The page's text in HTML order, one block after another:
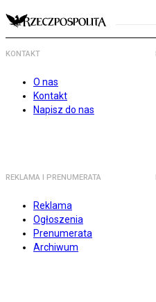
KONTAKT
O nas
Kontakt
Napisz do nas
REKLAMA I PRENUMERATA
Reklama
Ogłoszenia
Prenumerata
Archiwum